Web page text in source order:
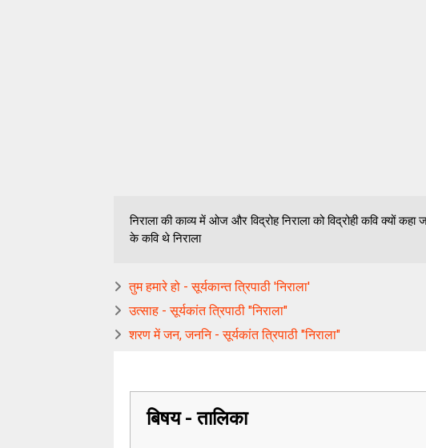
निराला की काव्य में ओज और विद्रोह निराला को विद्रोही कवि क्यों कहा
के कवि थे निराला
तुम हमारे हो - सूर्यकान्त त्रिपाठी 'निराला'
उत्साह - सूर्यकांत त्रिपाठी "निराला"
शरण में जन, जननि - सूर्यकांत त्रिपाठी "निराला"
बिषय - तालिका